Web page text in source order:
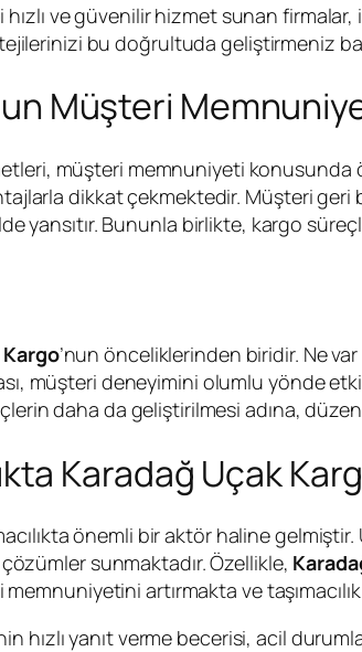
ve güvenilir hizmet sunan firmalar,
bu doğrultuda geliştirmeniz
Müşteri
müşteri memnuniyeti konusunda
dikkat çekmektedir. Müşteri geri
yansıtır. Bununla birlikte, kargo
’nun önceliklerinden biridir. Ne
müşteri deneyimini olumlu yönde
daha da geliştirilmesi adına,
Karadağ Uçak
önemli bir aktör haline
sunmaktadır. Özellikle,
artırmakta ve
hızlı yanıt verme becerisi, acil